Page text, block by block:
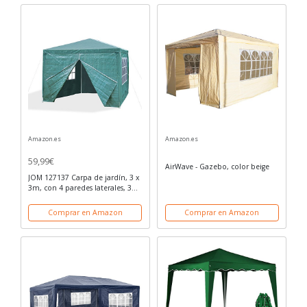
Amazon.es
59,99€
JOM 127137 Carpa de jardín, 3 x
3m, con 4 paredes laterales, 3
cremallera, material PE 110G,
varillaje metálico, conectores
de...
Comprar en Amazon
Amazon.es
AirWave - Gazebo, color beige
Comprar en Amazon